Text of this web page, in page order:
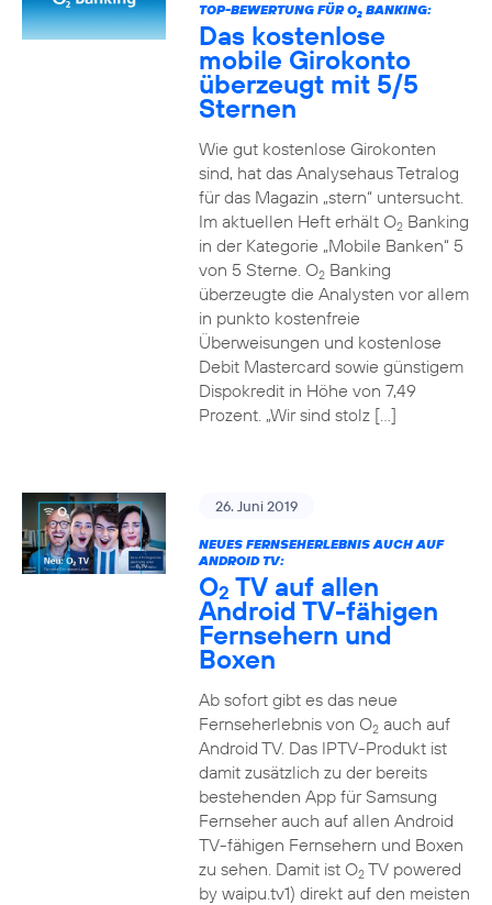
TOP-BEWERTUNG FÜR O2BANKING:
Das kostenlose
mobile Girokonto
überzeugt mit 5/5
Sternen
Wie gut kostenlose Girokonten
sind, hat das Analysehaus Tetralog
für das Magazin „stern“ untersucht.
Im aktuellen Heft erhält O2Banking
in der Kategorie „Mobile Banken“ 5
von 5 Sterne. O2Banking
überzeugte die Analysten vor allem
in punkto kostenfreie
Überweisungen und kostenlose
Debit Mastercard sowie günstigem
Dispokredit in Höhe von 7,49
Prozent. „Wir sind stolz […]
26. Juni 2019
NEUES FERNSEHERLEBNIS AUCH AUF
ANDROID TV:
O2 TV auf allen
Android TV-fähigen
Fernsehern und
Boxen
Ab sofort gibt es das neue
Fernseherlebnis von O2auch auf
Android TV. Das IPTV-Produkt ist
damit zusätzlich zu der bereits
bestehenden App für Samsung
Fernseher auch auf allen Android
TV-fähigen Fernsehern und Boxen
zu sehen. Damit ist O2TV powered
by waipu.tv1) direkt auf den meisten